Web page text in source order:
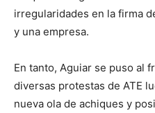
irregularidades en la firma
y una empresa.
En tanto, Aguiar se puso al
diversas protestas de ATE
nueva ola de achiques y